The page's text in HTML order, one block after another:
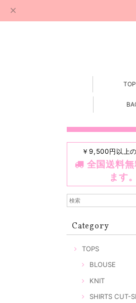
￥9,500円以上
全国送料無
ます。
Category
TOPS
BLOUSE
KNIT
SHIRTS CUT-